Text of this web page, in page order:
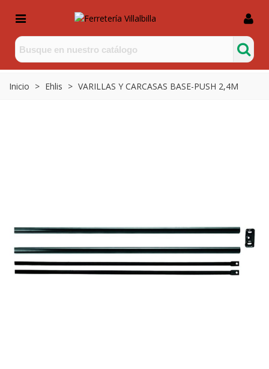
Inicio > Ehlis > VARILLAS Y CARCASAS BASE-PUSH 2,4M